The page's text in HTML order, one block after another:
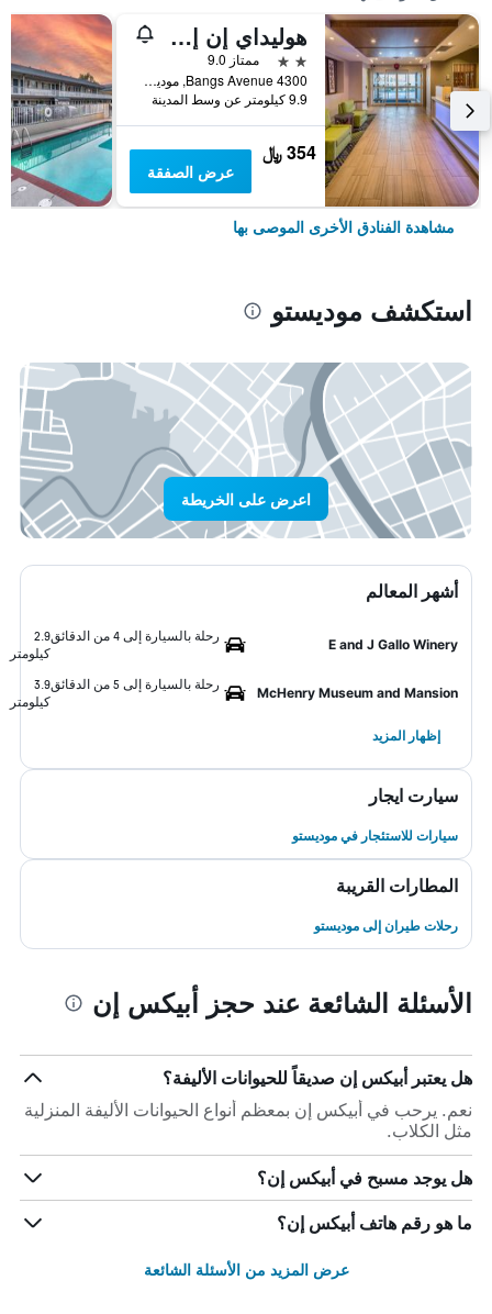
هوليداي إن إكسبرس آند سويتس مودستو باي آيتش جي
2 نجمتين
ممتاز 9.0
4300 Bangs Avenue, موديستو, CA, الولايات المتحدة الأميريكية
9.9 كيلومتر عن وسط المدينة
354 ﷼
عرض الصفقة
مشاهدة الفنادق الأخرى الموصى بها
استكشف موديستو
اعرض على الخريطة
أشهر المعالم
E and J Gallo Winery
رحلة بالسيارة إلى 4 من الدقائق
2.9
كيلومتر
McHenry Museum and Mansion
رحلة بالسيارة إلى 5 من الدقائق
3.9
كيلومتر
إظهار المزيد
سيارت ايجار
سيارات للاستئجار في موديستو
المطارات القريبة
رحلات طيران إلى موديستو
الأسئلة الشائعة عند حجز أبيكس إن
هل يعتبر أبيكس إن صديقاً للحيوانات الأليفة؟
نعم. يرحب في أبيكس إن بمعظم أنواع الحيوانات الأليفة المنزلية
مثل الكلاب.
هل يوجد مسبح في أبيكس إن؟
ما هو رقم هاتف أبيكس إن؟
عرض المزيد من الأسئلة الشائعة